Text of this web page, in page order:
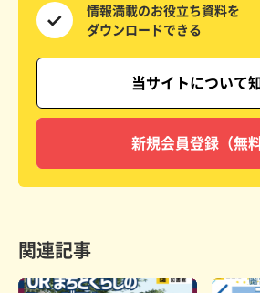
情報満載のお役立ち資料を
ダウンロードできる
当サイトについて
新規会員登録（無料
関連記事